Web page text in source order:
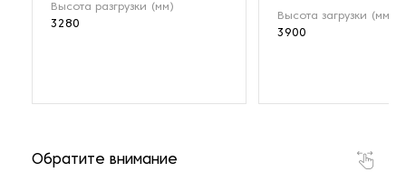
Высота разгрузки (мм)
3280
Высота загрузки (мм)
3900
Обратите внимание